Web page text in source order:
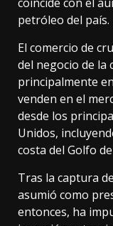
petróleo del país.
El comercio de
del negocio de la
principalmente
venden en el
desde los
Unidos,
costa del Golfo
Tras la captura
asumió como
entonces, ha